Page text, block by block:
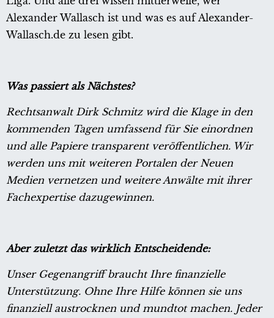
Alexander Wallasch ist und was es auf Alexander-
Wallasch.de zu lesen gibt.
Was passiert als Nächstes?
Rechtsanwalt Dirk Schmitz wird die Klage in den
kommenden Tagen umfassend für Sie einordnen
und alle Papiere transparent veröffentlichen. Wir
werden uns mit weiteren Portalen der Neuen
Medien vernetzen und weitere Anwälte mit ihrer
Fachexpertise dazugewinnen.
Aber zuletzt das wirklich Entscheidende:
Unser Gegenangriff braucht Ihre finanzielle
Unterstützung. Ohne Ihre Hilfe können sie uns
finanziell austrocknen und mundtot machen. Jeder